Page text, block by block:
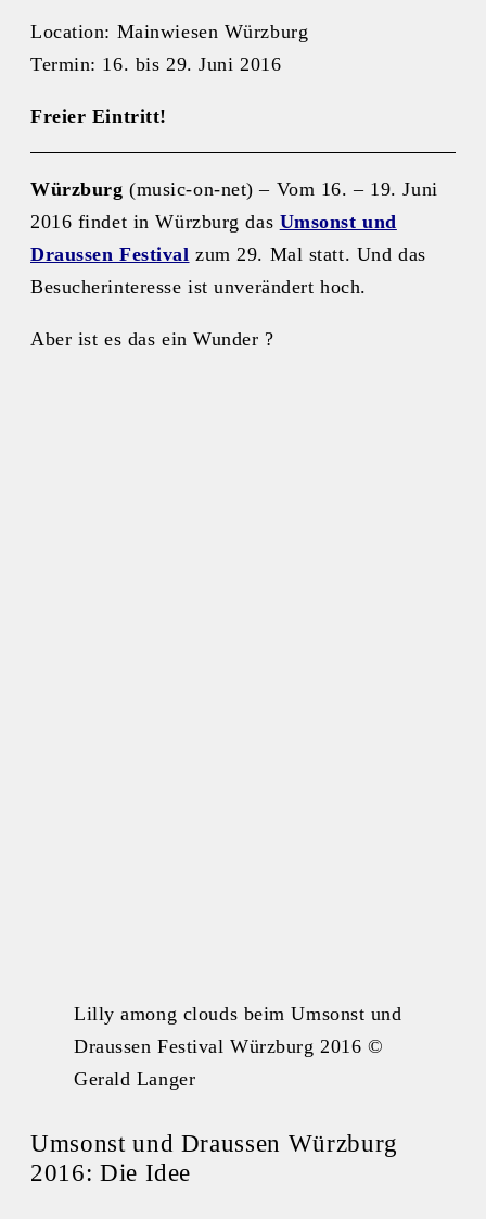
Location: Mainwiesen Würzburg
Termin: 16. bis 29. Juni 2016
Freier Eintritt!
Würzburg (music-on-net) – Vom 16. – 19. Juni
2016 findet in Würzburg das Umsonst und
Draussen Festival zum 29. Mal statt. Und das
Besucherinteresse ist unverändert hoch.
Aber ist es das ein Wunder ?
Lilly among clouds beim Umsonst und
Draussen Festival Würzburg 2016 ©
Gerald Langer
Umsonst und Draussen Würzburg
2016: Die Idee